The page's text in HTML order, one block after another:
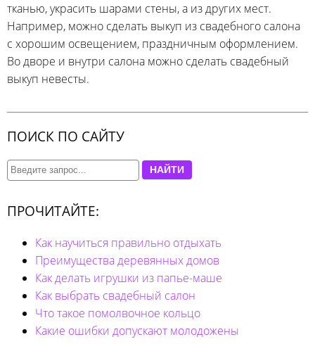
тканью, украсить шарами стены, а из других мест.
Например, можно сделать выкуп из свадебного салона
с хорошим освещением, праздничным оформлением.
Во дворе и внутри салона можно сделать свадебный
выкуп невесты.
ПОИСК ПО САЙТУ
НАЙТИ
ПРОЧИТАЙТЕ:
Как научиться правильно отдыхать
Преимущества деревянных домов
Как делать игрушки из папье-маше
Как выбрать свадебный салон
Что такое помолвочное кольцо
Какие ошибки допускают молодожены